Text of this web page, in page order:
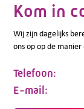
Kom in
Wij zijn dagelijks
ons op op de
Telefoon:
E-mail: